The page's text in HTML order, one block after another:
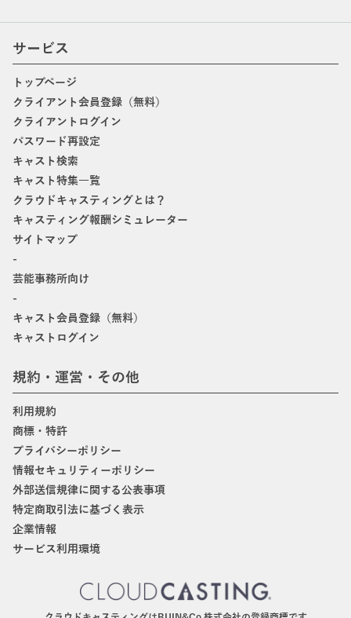
サービス
トップページ
クライアント会員登録（無料）
クライアントログイン
パスワード再設定
キャスト検索
キャスト特集一覧
クラウドキャスティングとは？
キャスティング報酬シミュレーター
サイトマップ
-
芸能事務所向け
-
キャスト会員登録（無料）
キャストログイン
規約・運営・その他
利用規約
商標・特許
プライバシーポリシー
情報セキュリティーポリシー
外部送信規律に関する公表事項
特定商取引法に基づく表示
企業情報
サービス利用環境